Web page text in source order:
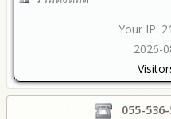
Your IP:
2026-
055-536-